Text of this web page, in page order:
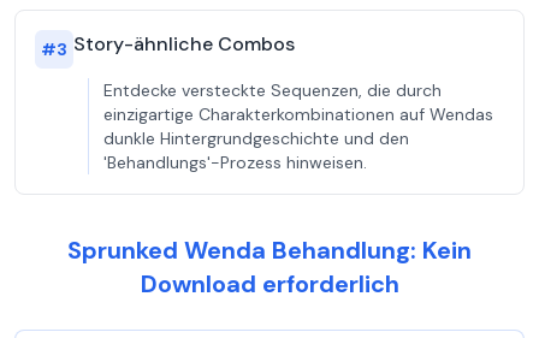
#3 Story-ähnliche Combos
Entdecke versteckte Sequenzen, die durch
einzigartige Charakterkombinationen auf Wendas
dunkle Hintergrundgeschichte und den
'Behandlungs'-Prozess hinweisen.
Sprunked Wenda Behandlung: Kein
Download erforderlich